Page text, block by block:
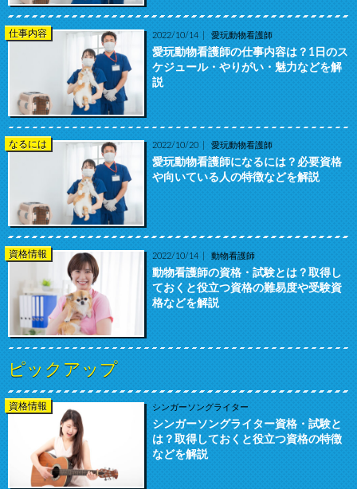
仕事内容 2022/10/14 愛玩動物看護師
愛玩動物看護師の仕事内容は？1日のス
ケジュール・やりがい・魅力などを解
説
なるには 2022/10/20 愛玩動物看護師
愛玩動物看護師になるには？必要資格
や向いている人の特徴などを解説
資格情報 2022/10/14 動物看護師
動物看護師の資格・試験とは？取得し
ておくと役立つ資格の難易度や受験資
格などを解説
ピックアップ
資格情報 シンガーソングライター
シンガーソングライター資格・試験と
は？取得しておくと役立つ資格の特徴
などを解説